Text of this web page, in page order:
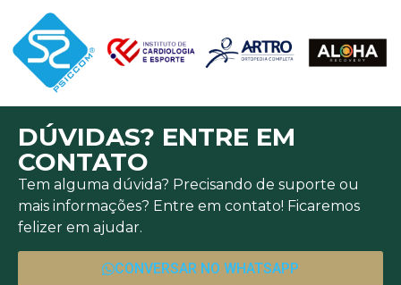
DÚVIDAS? ENTRE EM
CONTATO
Tem alguma dúvida? Precisando de suporte ou
mais informações? Entre em contato! Ficaremos
felizer em ajudar.
CONVERSAR NO WHATSAPP